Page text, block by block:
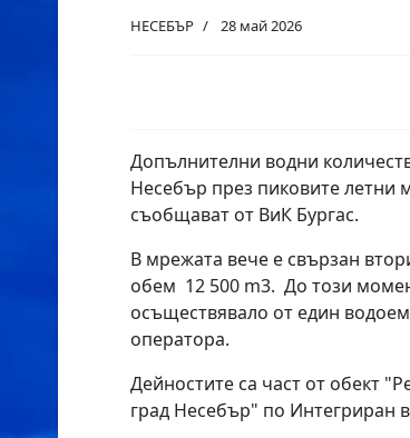
НЕСЕБЪР 28 май 2026
Допълнителни водни
Несебър през пиковите летни
съобщават от ВиК Бургас.
В мрежата вече е свързан
обем 12 500 m3. До този
осъществявало от един
оператора.
Дейностите са част от обект
град Несебър" по Интегриран